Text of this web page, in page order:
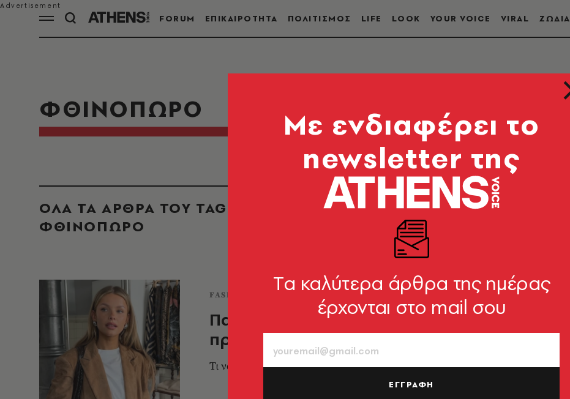
FORUM ΕΠΙΚΑΙΡΟΤΗΤΑ ΠΟΛΙΤΙΣΜΟΣ LIFE LOOK YOUR VOICE VIRAL ΖΩΔΙΑ
ΦΘΙΝΟΠΩΡΟ
ΟΛΑ ΤΑ ΑΡΘΡΑ ΤΟΥ TAG
ΦΘΙΝΟΠΩΡΟ
FASHION
Πανωφόρια: 6 τάσεις που έχουν την
προσοχή μας
Τι να προσθέσετε στο wishlist σας
Mε ενδιαφέρει το
newsletter της
Tα καλύτερα άρθρα της ημέρας
έρχονται στο mail σου
ΕΓΓΡΑΦΗ